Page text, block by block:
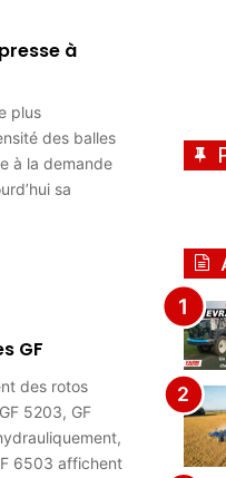
à
plus
des balles
à la demande
sa
GF
des rotos
5203, GF
6503 affichent